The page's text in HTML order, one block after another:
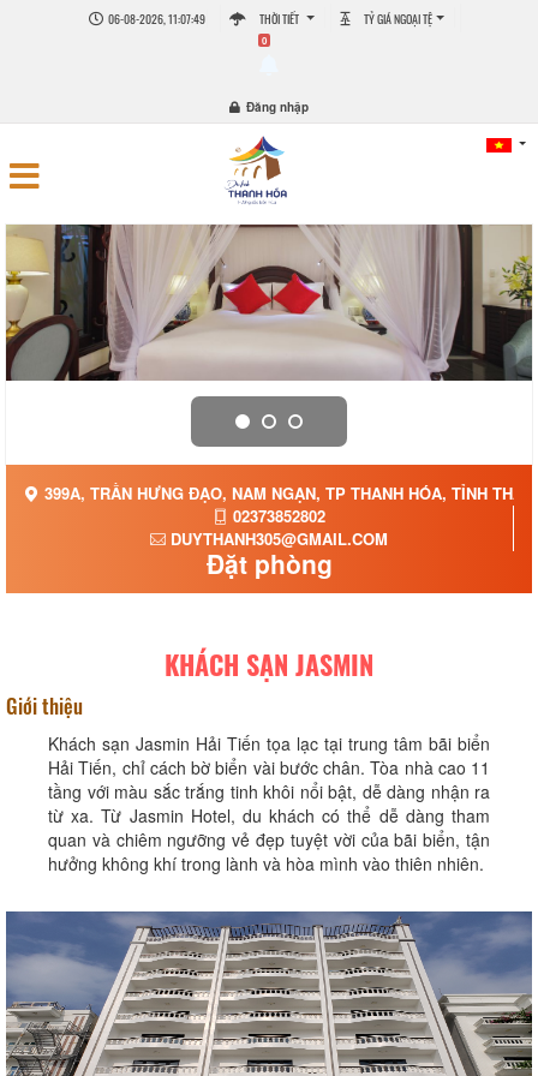
06-08-2026, 11:07:49 THỜI TIẾT TỶ GIÁ NGOẠI TỆ
0
Đăng nhập
399A, TRẦN HƯNG ĐẠO, NAM NGẠN, TP THANH HÓA, TỈNH
02373852802
DUYTHANH305@GMAIL.COM
Đặt phòng
KHÁCH SẠN JASMIN
Giới thiệu
Khách sạn Jasmin Hải Tiến tọa lạc tại trung tâm bãi biển
Hải Tiến, chỉ cách bờ biển vài bước chân. Tòa nhà cao 11
tầng với màu sắc trắng tinh khôi nổi bật, dễ dàng nhận ra
từ xa. Từ Jasmin Hotel, du khách có thể dễ dàng tham
quan và chiêm ngưỡng vẻ đẹp tuyệt vời của bãi biển, tận
hưởng không khí trong lành và hòa mình vào thiên nhiên.